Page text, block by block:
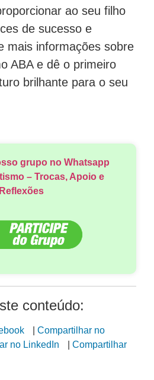
ao seu filho
de sucesso e
mais informações sobre
ABA e dê o primeiro
brilhante para o seu
grupo no Whatsapp
– Trocas, Apoio e
Reflexões
conteúdo:
Compartilhar no
no LinkedIn
Compartilhar